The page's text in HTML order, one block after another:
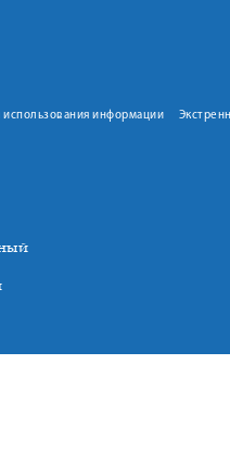
использования информации